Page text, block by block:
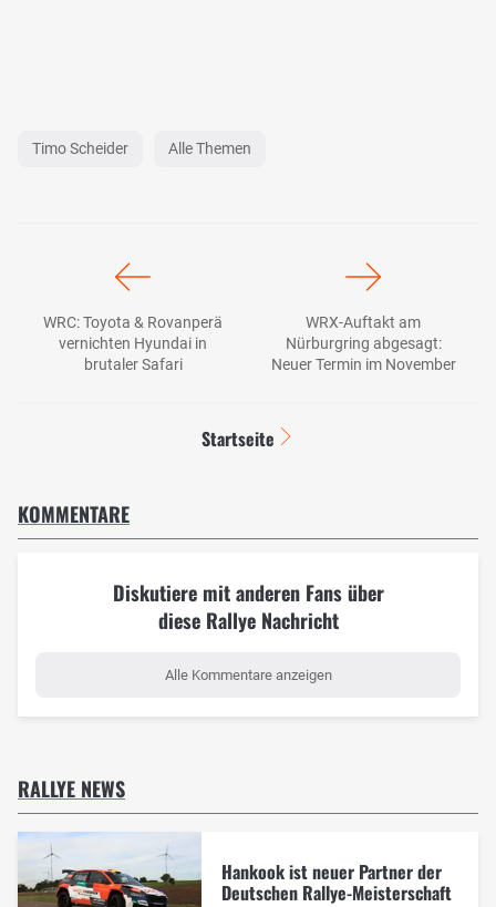
Timo Scheider Alle Themen
WRC: Toyota & Rovanperä
vernichten Hyundai in
brutaler Safari
WRX-Auftakt am
Nürburgring abgesagt:
Neuer Termin im November
Startseite
KOMMENTARE
Diskutiere mit anderen Fans über
diese Rallye Nachricht
Alle Kommentare anzeigen
RALLYE NEWS
Hankook ist neuer Partner der
Deutschen Rallye-Meisterschaft